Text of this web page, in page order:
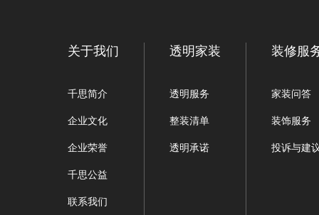
关于我们
千思简介
企业文化
企业荣誉
千思公益
联系我们
透明家装
透明服务
整装清单
透明承诺
装修服
家装问答
装饰服务
投诉与建